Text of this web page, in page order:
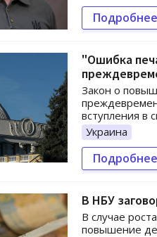
Подробнее
"Ошибка
Закон о
вступления в
Украина
Подробнее
В НБУ
В случае
повышение